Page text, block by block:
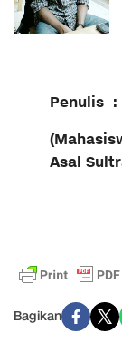
Penulis :
Asal
Bagikan